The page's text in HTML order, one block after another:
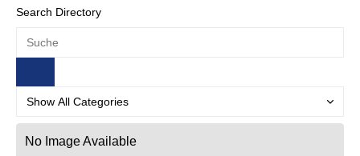
Search Directory
No Image Available